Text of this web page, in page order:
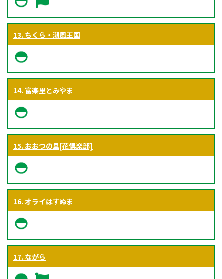
13. ちくら・潮風王国
14. 富楽里とみやま
15. おおつの里[花倶楽部]
16. オライはすぬま
17. ながら